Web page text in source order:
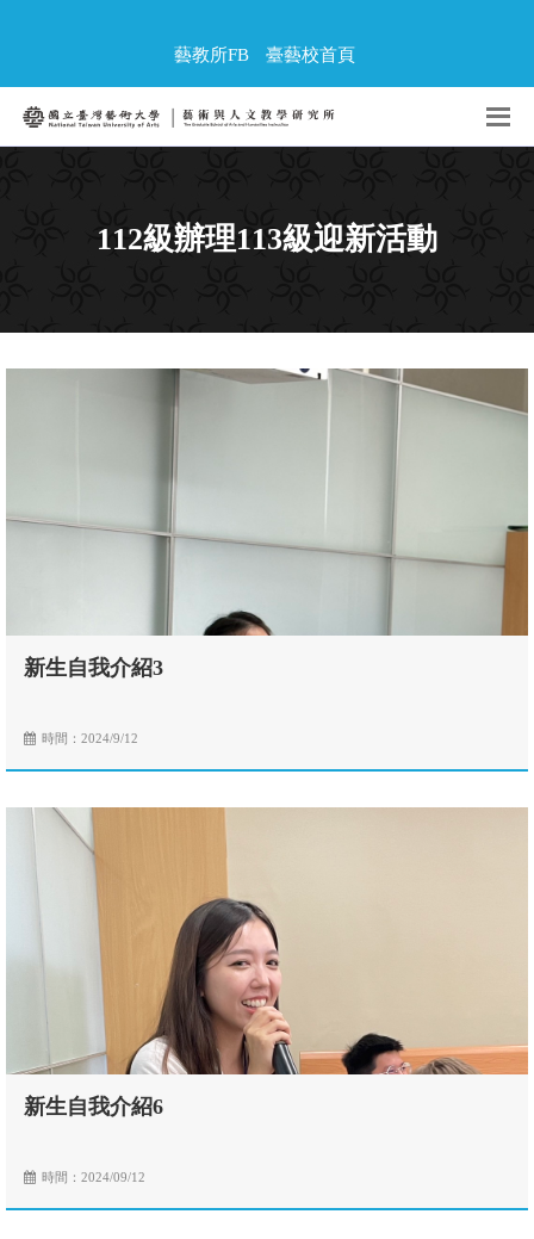
藝教所FB 臺藝校首頁
112級辦理113級迎新活動
新生自我介紹3
時間：2024/9/12
新生自我介紹6
時間：2024/09/12